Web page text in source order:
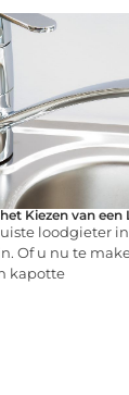
Kiezen van
loodgieter
Of u nu te
kapotte